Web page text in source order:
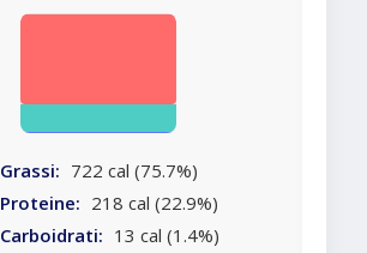
Grassi: 722 cal (75.7%)
Proteine: 218 cal (22.9%)
Carboidrati: 13 cal (1.4%)